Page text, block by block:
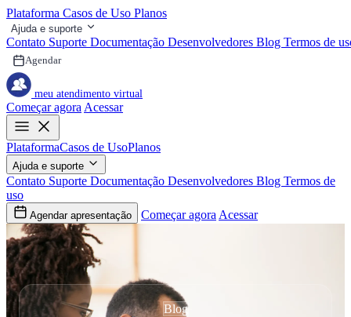
Plataforma Casos de Uso Planos
Ajuda e suporte
Contato Suporte Documentação Desenvolvedores Blog Termos de
Agendar
meu atendimento virtual
Começar agora Acessar
PlataformaCasos de UsoPlanos
Ajuda e suporte
Contato Suporte Documentação Desenvolvedores Blog Termos de
uso
Agendar apresentação Começar agora Acessar
Blog